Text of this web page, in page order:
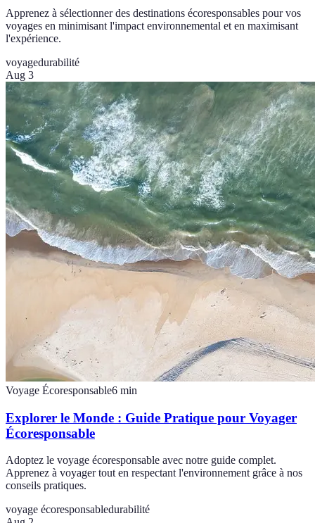
Apprenez à sélectionner des destinations écoresponsables pour vos
voyages en minimisant l'impact environnemental et en maximisant
l'expérience.
voyagedurabilité
Aug 3
Voyage Écoresponsable6 min
Explorer le Monde : Guide Pratique pour Voyager
Écoresponsable
Adoptez le voyage écoresponsable avec notre guide complet.
Apprenez à voyager tout en respectant l'environnement grâce à nos
conseils pratiques.
voyage écoresponsabledurabilité